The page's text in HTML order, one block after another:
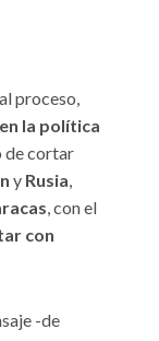
proceso,
la política
de cortar
y Rusia
, con el
con
-de